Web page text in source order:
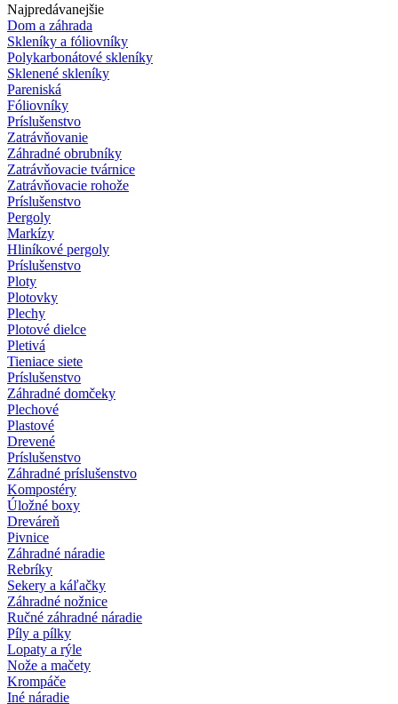
Najpredávanejšie
Dom a záhrada
Skleníky a fóliovníky
Polykarbonátové skleníky
Sklenené skleníky
Pareniská
Fóliovníky
Príslušenstvo
Zatrávňovanie
Záhradné obrubníky
Zatrávňovacie tvárnice
Zatrávňovacie rohože
Príslušenstvo
Pergoly
Markízy
Hliníkové pergoly
Príslušenstvo
Ploty
Plotovky
Plechy
Plotové dielce
Pletivá
Tieniace siete
Príslušenstvo
Záhradné domčeky
Plechové
Plastové
Drevené
Príslušenstvo
Záhradné príslušenstvo
Kompostéry
Úložné boxy
Dreváreň
Pivnice
Záhradné náradie
Rebríky
Sekery a káľačky
Záhradné nožnice
Ručné záhradné náradie
Píly a pílky
Lopaty a rýle
Nože a mačety
Krompáče
Iné náradie